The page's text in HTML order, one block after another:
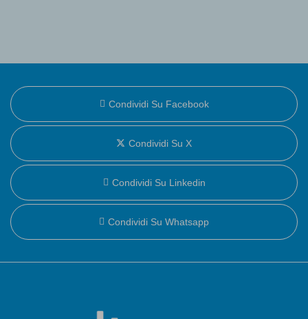
Condividi Su Facebook
Condividi Su X
Condividi Su Linkedin
Condividi Su Whatsapp